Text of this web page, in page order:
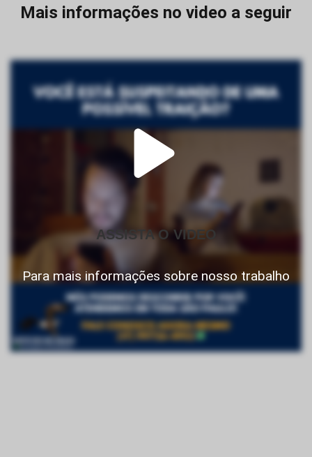
Mais informações no video a seguir
ASSISTA O VIDEO
Para mais informações sobre nosso trabalho